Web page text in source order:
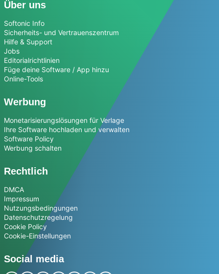
Über uns
Softonic Info
Sicherheits- und Vertrauenszentrum
Hilfe & Support
Jobs
Editorialrichtlinien
Füge deine Software / App hinzu
Online-Tools
Werbung
Monetarisierungslösungen für Verlage
Ihre Software hochladen und verwalten
Software Policy
Werbung schalten
Rechtlich
DMCA
Impressum
Nutzungsbedingungen
Datenschutzregelung
Cookie Policy
Cookie-Einstellungen
Social media